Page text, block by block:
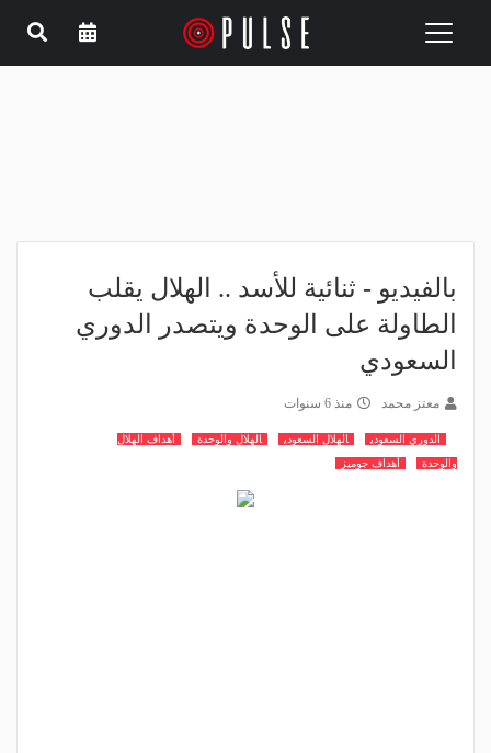
Toggle
بالفيديو - ثنائية للأسد .. الهلال يقلب
الطاولة على الوحدة ويتصدر الدوري
السعودي
معتز محمد منذ 6 سنوات
الدوري السعودي الهلال السعودي الهلال والوحدة
أهداف الهلال
والوحدة
أهداف جوميز